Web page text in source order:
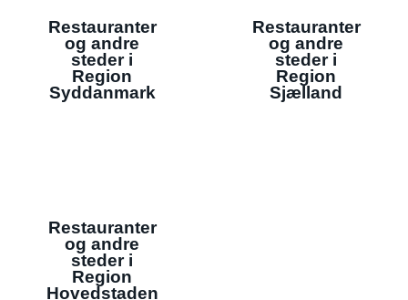
Restauranter
og andre
steder i
Region
Syddanmark
Restauranter
og andre
steder i
Region
Sjælland
Restauranter
og andre
steder i
Region
Hovedstaden